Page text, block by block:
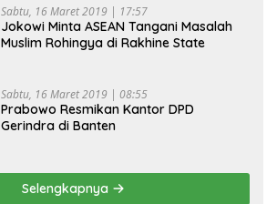
Sabtu, 16 Maret 2019 | 17:57
Jokowi Minta ASEAN Tangani Masalah
Muslim Rohingya di Rakhine State
Sabtu, 16 Maret 2019 | 08:55
Prabowo Resmikan Kantor DPD
Gerindra di Banten
Selengkapnya